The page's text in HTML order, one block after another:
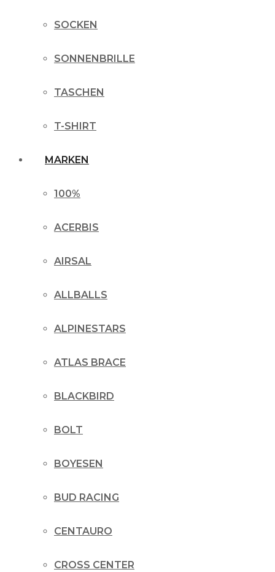
SOCKEN
SONNENBRILLE
TASCHEN
T-SHIRT
MARKEN
100%
ACERBIS
AIRSAL
ALLBALLS
ALPINESTARS
ATLAS BRACE
BLACKBIRD
BOLT
BOYESEN
BUD RACING
CENTAURO
CROSS CENTER